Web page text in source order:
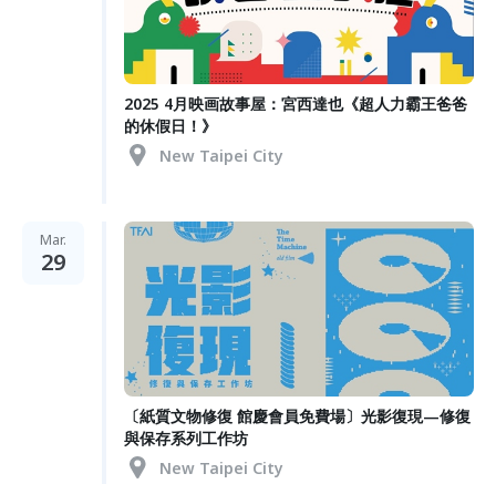
2025 4月映画故事屋：宮西達也《超人力霸王爸爸
的休假日！》
New Taipei City
Mar.
29
〔紙質文物修復 館慶會員免費場〕光影復現—修復
與保存系列工作坊
New Taipei City